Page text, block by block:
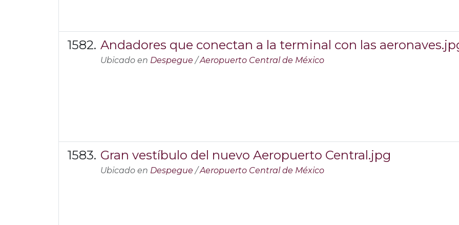
Andadores que conectan a la terminal con las
Ubicado en Despegue /Aeropuerto Central de México
Gran vestíbulo del nuevo Aeropuerto Central.jpg
Ubicado en Despegue /Aeropuerto Central de México